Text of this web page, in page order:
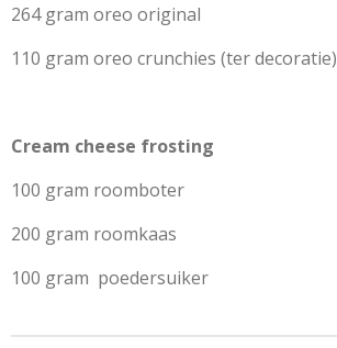
264 gram oreo original
110 gram oreo crunchies (ter decoratie)
Cream cheese frosting
100 gram roomboter
200 gram roomkaas
100 gram poedersuiker